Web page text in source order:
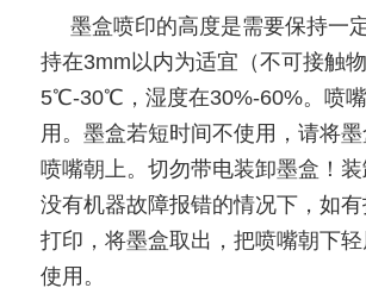
墨盒喷印的高度是需要保持一
持在3mm以内为适宜（不可接触
5℃-30℃，湿度在30%-60%。喷
用。墨盒若短时间不使用，请将
喷嘴朝上。切勿带电装卸墨盒！
没有机器故障报错的情况下，如
打印，将墨盒取出，把喷嘴朝下
使用。